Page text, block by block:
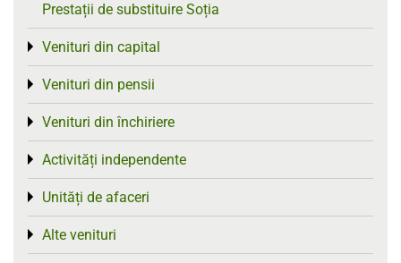
Prestații de substituire Soția
Venituri din capital
Toggle menu
Venituri din pensii
Toggle menu
Venituri din închiriere
Toggle menu
Activități independente
Toggle menu
Unități de afaceri
Toggle menu
Alte venituri
Toggle menu